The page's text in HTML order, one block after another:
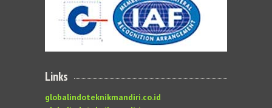
Links
globalindoteknikmandiri.co.id